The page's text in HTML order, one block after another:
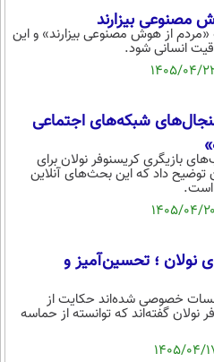
مصنوعی بیزارند
از هوش مصنوعی بیزارند» و این
انسانی شود.
شبکه‌های اجتماعی
بازیگری کریسنوفر نولان برای
توضیح داد که این بحث‌های آنلاین
است.
نولان ؛ تحسین‌آمیز و
خصوصی شده‌اند حکایت از
نولان گفته‌اند که توانسته از حماسه